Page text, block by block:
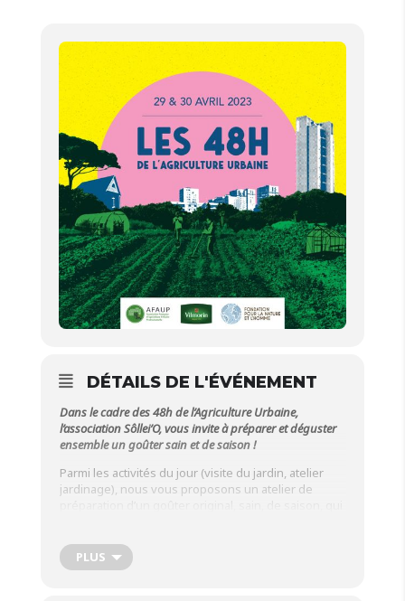
DÉTAILS DE L'ÉVÉNEMENT
Dans le cadre des 48h de l’Agriculture Urbaine,
l’association Sôllei’O, vous invite à préparer et déguster
ensemble un goûter sain et de saison !
Parmi les activités du jour (visite du jardin, atelier
jardinage), nous vous proposons un atelier de
Au menu : confection de bonbons avec des
fleurs de sureau et biscuits à l’avoine et aux
PLUS